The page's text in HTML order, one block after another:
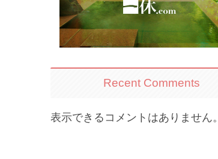
Recent Comments
表示できるコメントはありません。